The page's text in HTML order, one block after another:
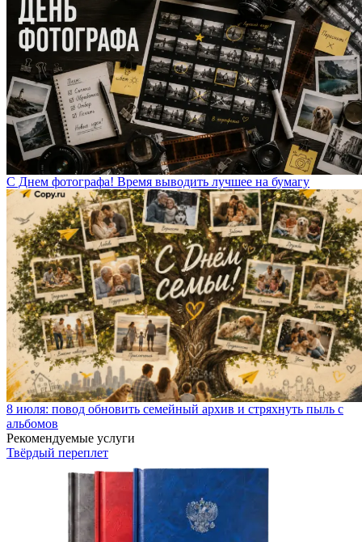
С Днем фотографа! Время выводить лучшее на бумагу
8 июля: повод обновить семейный архив и стряхнуть пыль с
альбомов
Рекомендуемые услуги
Твёрдый переплет